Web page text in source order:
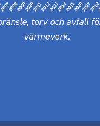
200720082009201020112012201320142015201620172018
torv och avfall
värmeverk.